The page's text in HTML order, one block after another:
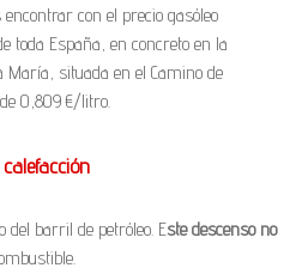
con el precio gasóleo
toda España, en concreto en la
María, situada en el Camino de
0,809 €/litro.
del barril de petróleo. Este descenso no